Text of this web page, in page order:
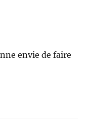
envie de faire